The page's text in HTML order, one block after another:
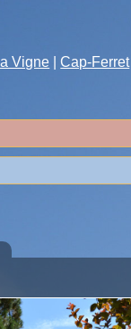
Vigne Cap-Ferret